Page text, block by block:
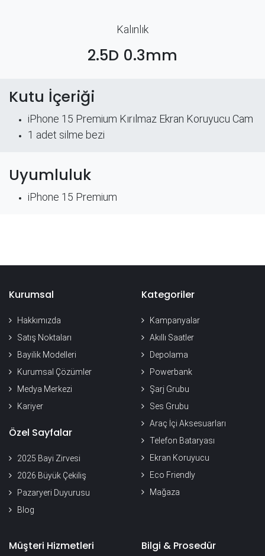
Kalınlık
2.5D 0.3mm
Kutu İçeriği
iPhone 15 Premium Kırılmaz Ekran Koruyucu Cam
​1 adet silme bezi
Uyumluluk
iPhone 15 Premium
Kurumsal
Hakkımızda
Satış Noktaları
Bayilik Modelleri
Kurumsal Çözümler
Medya Merkezi
Kariyer
Özel Sayfalar
2025 Bayi Zirvesi
2026 Büyük Çekiliş
Pazaryeri Duyurusu
Blog
Kategoriler
Kampanyalar
Akıllı Saatler
Depolama
Powerbank
Şarj Grubu
Ses Grubu
Araç İçi Aksesuarları
Telefon Bataryası
Ekran Koruyucu
Eco Friendly
Mağaza
Müşteri Hizmetleri Bilgi & Prosedür